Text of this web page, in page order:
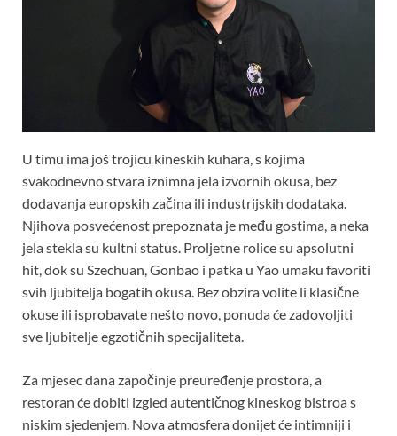
U timu ima još trojicu kineskih kuhara, s kojima
svakodnevno stvara iznimna jela izvornih okusa, bez
dodavanja europskih začina ili industrijskih dodataka.
Njihova posvećenost prepoznata je među gostima, a neka
jela stekla su kultni status. Proljetne rolice su apsolutni
hit, dok su Szechuan, Gonbao i patka u Yao umaku favoriti
svih ljubitelja bogatih okusa. Bez obzira volite li klasične
okuse ili isprobavate nešto novo, ponuda će zadovoljiti
sve ljubitelje egzotičnih specijaliteta.
Za mjesec dana započinje preuređenje prostora, a
restoran će dobiti izgled autentičnog kineskog bistroa s
niskim sjedenjem. Nova atmosfera donijet će intimniji i